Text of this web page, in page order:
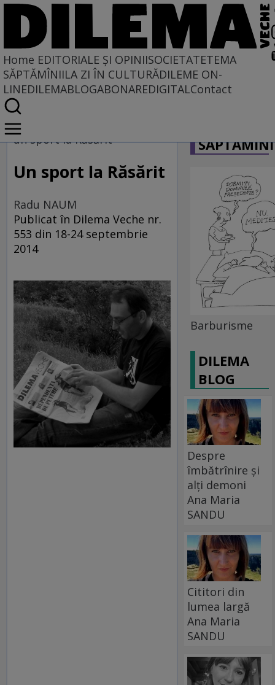
Home EDITORIALE ȘI OPINIISOCIETATETEMA
SĂPTĂMÎNIILA ZI ÎN CULTURĂDILEME ON-
LINEDILEMABLOGABONAREDIGITALContact
Home
EDITORIALE ȘI OPINII
PE CE LUME TRĂIM
un sport la Răsărit
Un sport la Răsărit
Radu NAUM
Publicat în Dilema Veche nr.
553 din 18-24 septembrie
2014
Barburisme
DILEMA
BLOG
Despre
îmbătrînire și
alți demoni
Ana Maria
SANDU
Cititori din
lumea largă
Ana Maria
SANDU